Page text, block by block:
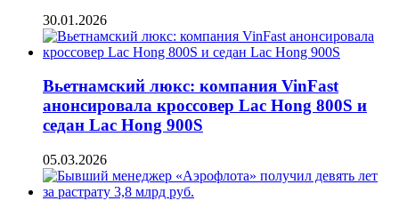
30.01.2026
Вьетнамский люкс: компания VinFast
анонсировала кроссовер Lac Hong 800S и
седан Lac Hong 900S
05.03.2026